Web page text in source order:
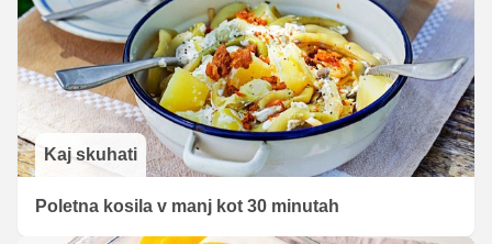
Kaj skuhati
Poletna kosila v manj kot 30 minutah